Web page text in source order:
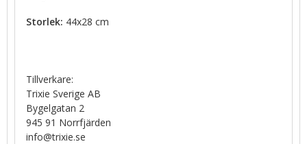
Storlek: 44x28 cm
Tillverkare:
Trixie Sverige AB
Bygelgatan 2
945 91 Norrfjärden
info@trixie.se